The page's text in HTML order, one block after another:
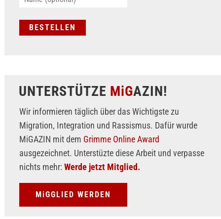
UNTERSTÜTZE MiGAZIN!
Wir informieren täglich über das Wichtigste zu
Migration, Integration und Rassismus. Dafür wurde
MiGAZIN mit dem Grimme Online Award
ausgezeichnet. Unterstüzte diese Arbeit und verpasse
nichts mehr: Werde jetzt Mitglied.
MiGGLIED WERDEN